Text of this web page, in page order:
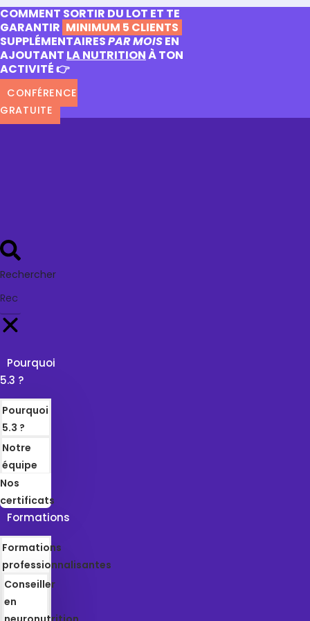
COMMENT SORTIR DU LOT ET TE
GARANTIR MINIMUM 5 CLIENTS
SUPPLÉMENTAIRESPAR MOISEN
AJOUTANT LA NUTRITIONÀ TON
ACTIVITÉ 👉
CONFÉRENCE
GRATUITE
Rechercher
Pourquoi
5.3 ?
Pourquoi
5.3 ?
Notre
équipe
Nos
certificats
Formations
Formations
professionnalisantes
Conseiller
en